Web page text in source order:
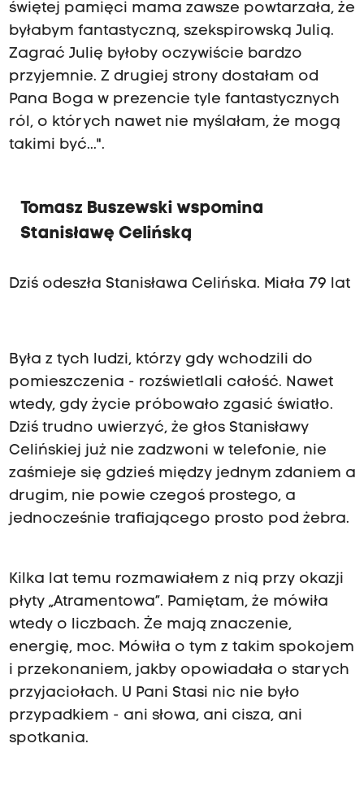
świętej pamięci mama zawsze powtarzała, że
byłabym fantastyczną, szekspirowską Julią.
Zagrać Julię byłoby oczywiście bardzo
przyjemnie. Z drugiej strony dostałam od
Pana Boga w prezencie tyle fantastycznych
ról, o których nawet nie myślałam, że mogą
takimi być...".
Tomasz Buszewski wspomina
Stanisławę Celińską
Dziś odeszła Stanisława Celińska. Miała 79 lat
Była z tych ludzi, którzy gdy wchodzili do
pomieszczenia - rozświetlali całość. Nawet
wtedy, gdy życie próbowało zgasić światło.
Dziś trudno uwierzyć, że głos Stanisławy
Celińskiej już nie zadzwoni w telefonie, nie
zaśmieje się gdzieś między jednym zdaniem a
drugim, nie powie czegoś prostego, a
jednocześnie trafiającego prosto pod żebra.
Kilka lat temu rozmawiałem z nią przy okazji
płyty „Atramentowa”. Pamiętam, że mówiła
wtedy o liczbach. Że mają znaczenie,
energię, moc. Mówiła o tym z takim spokojem
i przekonaniem, jakby opowiadała o starych
przyjaciołach. U Pani Stasi nic nie było
przypadkiem - ani słowa, ani cisza, ani
spotkania.